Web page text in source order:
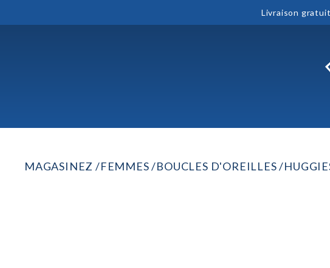
Livraison
MAGASINEZ FEMMES BOUCLES D'OREILLES